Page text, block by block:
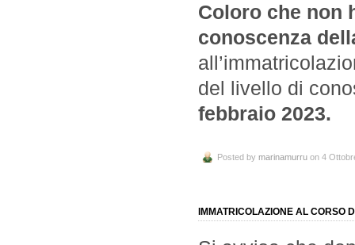
Coloro che non
conoscenza
del livello di
febbraio 2023.
Posted by marinamurru on 4
IMMATRICOLAZIONE AL CORSO